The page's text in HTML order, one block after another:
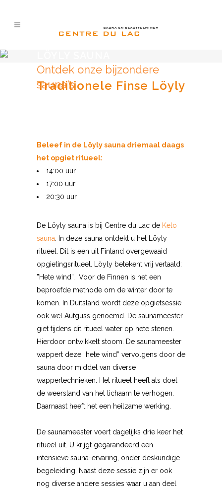
Ontdek onze bijzondere
sauna's
Traditionele Finse Löyly
Beleef in de Löyly sauna driemaal daags
het opgiet ritueel:
14:00 uur
17:00 uur
20:30 uur
De Löyly sauna is bij Centre du Lac de Kelo
sauna . In deze sauna ontdekt u het Löyly
ritueel. Dit is een uit Finland overgewaaid
opgietingsritueel. Löyly betekent vrij vertaald:
”Hete wind”. Voor de Finnen is het een
beproefde methode om de winter door te
komen. In Duitsland wordt deze opgietsessie
ook wel Aufguss genoemd. De saunameester
giet tijdens dit ritueel water op hete stenen.
Hierdoor ontwikkelt stoom. De saunameester
wappert deze ”hete wind” vervolgens door de
sauna door middel van diverse
wappertechnieken. Het ritueel heeft als doel
de weerstand van het lichaam te verhogen.
Daarnaast heeft het een heilzame werking.
De saunameester voert dagelijks drie keer het
ritueel uit. U krijgt gegarandeerd een
intensieve sauna-ervaring, onder deskundige
begeleiding. Naast deze sessie zijn er ook
nog diverse andere sessies waar u aan deel